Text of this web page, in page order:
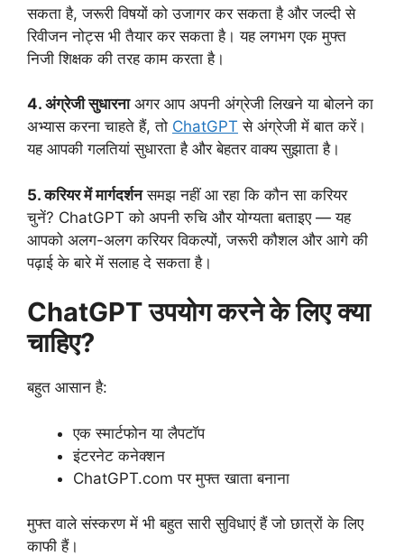
सकता है, जरूरी विषयों को उजागर कर सकता है और जल्दी से
रिवीजन नोट्स भी तैयार कर सकता है। यह लगभग एक मुफ्त
निजी शिक्षक की तरह काम करता है।
4. अंग्रेजी सुधारनाअगर आप अपनी अंग्रेजी लिखने या बोलने का
अभ्यास करना चाहते हैं, तो ChatGPT से अंग्रेजी में बात करें।
यह आपकी गलतियां सुधारता है और बेहतर वाक्य सुझाता है।
5. करियर में मार्गदर्शनसमझ नहीं आ रहा कि कौन सा करियर
चुनें? ChatGPT को अपनी रुचि और योग्यता बताइए — यह
आपको अलग-अलग करियर विकल्पों, जरूरी कौशल और आगे की
पढ़ाई के बारे में सलाह दे सकता है।
ChatGPT उपयोग करने के लिए क्या
चाहिए?
बहुत आसान है:
एक स्मार्टफोन या लैपटॉप
इंटरनेट कनेक्शन
ChatGPT.com पर मुफ्त खाता बनाना
मुफ्त वाले संस्करण में भी बहुत सारी सुविधाएं हैं जो छात्रों के लिए
काफी हैं।